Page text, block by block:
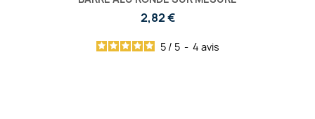
2,82 €
5 / 5 - 4 avis